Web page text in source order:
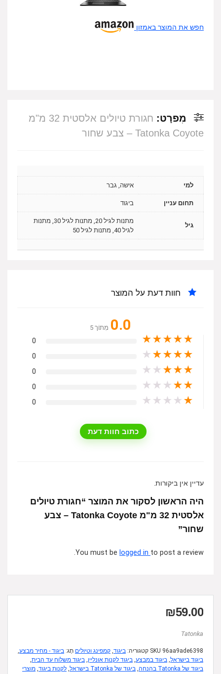
חפש את המוצר באמזון
מִפרָט:
חגורת טיולים אלסטית 32 מ"מ
Tatonka Coyote – צבע שחור
למי אישה, גבר
תחום עניין ביגוד
גיל
מתנות לגיל 20, מתנות לגיל 30, מתנות
לגיל 40, מתנות לגיל 50
חוות דעת על המוצר
0.0 מִתוֹך 5
★
★
★
★
★
0
★
★
★
★
★
0
★
★
★
★
★
0
★
★
★
★
★
0
★
★
★
★
★
0
כתוב חוות דעת
עדיין אין ביקורות.
היה הראשון לסקור את המוצר “חגורת טיולים
אלסטית 32 מ"מ Tatonka Coyote – צבע
שחור”
You must be logged in to post a review.
₪59.00
Tatonka
SKU 96aa9ade6398 קטגוריה: ביגוד, קמפינג וטיולים תָג: ביגוד - מחיר מבצע,
ביגוד בישראל, ביגוד במבצע, ביגוד לקנות אונליין, ביגוד משלוח עד הבית,
ביגוד של Tatonka בהנחה
, ביגוד של Tatonka בישראל , לקנות ביגוד, מוצרי